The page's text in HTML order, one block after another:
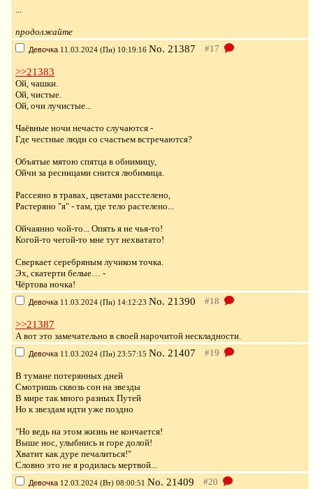
продолжайте
Девочка 11.03.2024 (Пн) 10:19:16 No. 21387
>>21383
Ой, чашки.
Ой, чистые.
Ой, очи лучистые...
Чаёвные ночи нечасто случаются -
Где честные люди со счастьем встречаются?
Объятые мятою спятца в обнимицу,
Ойчи за ресницами снится любимица.
Рассеяно в травах, цветами расстелено,
Растеряно "я" - там, где тело растелено...
Ойчаянно чой-то... Опять я не чья-то!
Когой-то чегой-то мне тут нехватато!
Сверкает серебряным лучиком точка.
Эх, скатерти белые… -
Чёртова ночка!
Девочка 11.03.2024 (Пн) 14:12:23 No. 21390
>>21387
А вот это замечательно в своей нарочитой нескладности.
Девочка 11.03.2024 (Пн) 23:57:15 No. 21407
В тумане потерянных дней
Смотришь сквозь сон на звезды
В мире так много разных Путей
Но к звездам идти уже поздно
"Но ведь на этом жизнь не кончается!
Выше нос, улыбнись и горе долой!
Хватит как дуре печалиться!"
Словно это не я родилась мертвой...
Девочка 12.03.2024 (Вт) 08:00:51 No. 21409